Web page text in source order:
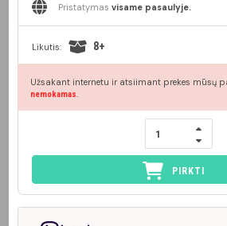
Pristatymas visame pasaulyje.
Likutis: 8+
Užsakant internetu ir atsiimant prekes mūsų
nemokamas.
PIRKTI